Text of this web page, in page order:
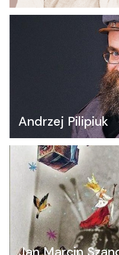
Andrzej Pilipiuk